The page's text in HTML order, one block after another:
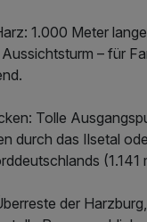
1.000 Meter
– für
Tolle
durch das Ilsetal
(1.141
der